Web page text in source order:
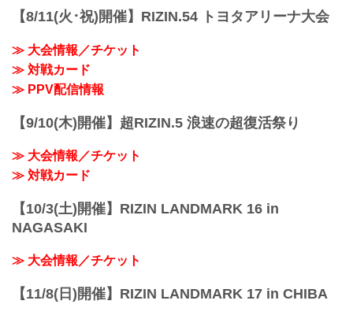
【8/11(火･祝)開催】RIZIN.54 トヨタアリーナ大会
≫ 大会情報／チケット
≫ 対戦カード
≫ PPV配信情報
【9/10(木)開催】超RIZIN.5 浪速の超復活祭り
≫ 大会情報／チケット
≫ 対戦カード
【10/3(土)開催】RIZIN LANDMARK 16 in
NAGASAKI
≫ 大会情報／チケット
【11/8(日)開催】RIZIN LANDMARK 17 in CHIBA